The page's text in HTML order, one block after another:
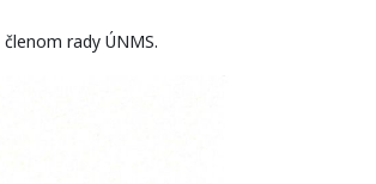
rady ÚNMS.